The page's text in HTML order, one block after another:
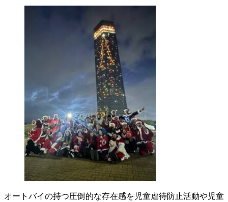
オートバイの持つ圧倒的な存在感を児童虐待防止活動や児童